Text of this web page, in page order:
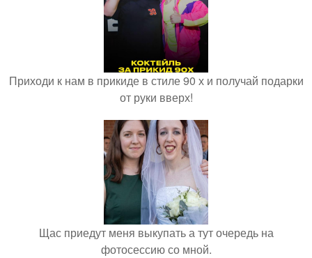
Приходи к нам в прикиде в стиле 90 х и получай подарки
от руки вверх!
Щас приедут меня выкупать а тут очередь на
фотосессию со мной.